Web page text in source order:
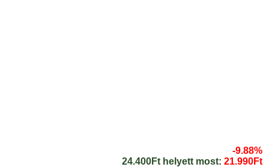
-9.88%
24.400Ft helyett most: 21.990Ft